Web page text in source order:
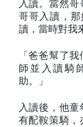
入讀。當然哥
哥哥入讀，
讀，當時對我
「爸爸幫了
師並入讀騎
助。」
入讀後，他童
有配鞍策騎，